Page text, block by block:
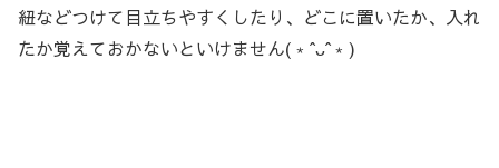
紐などつけて目立ちやすくしたり、どこに置いたか、入れ
たか覚えておかないといけません(﹡ˆᴗˆ﹡)